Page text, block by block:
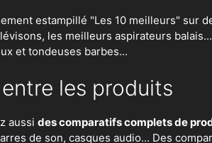
estampillé "Les 10 meilleurs" sur
les meilleurs aspirateurs
et tondeuses barbes...
les produits
aussi des comparatifs complets de
de son, casques audio... Des